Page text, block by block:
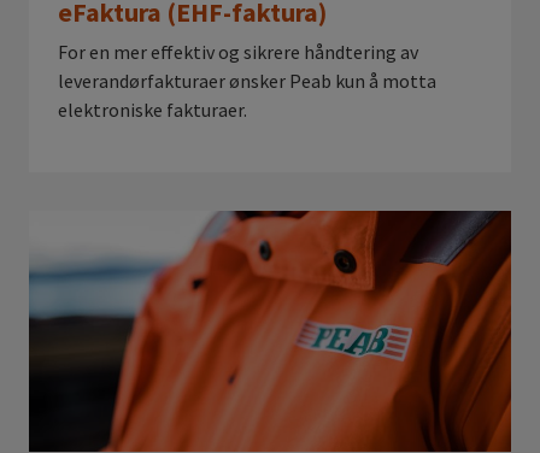
eFaktura (EHF-faktura)
For en mer effektiv og sikrere håndtering av
leverandørfakturaer ønsker Peab kun å motta
elektroniske fakturaer.